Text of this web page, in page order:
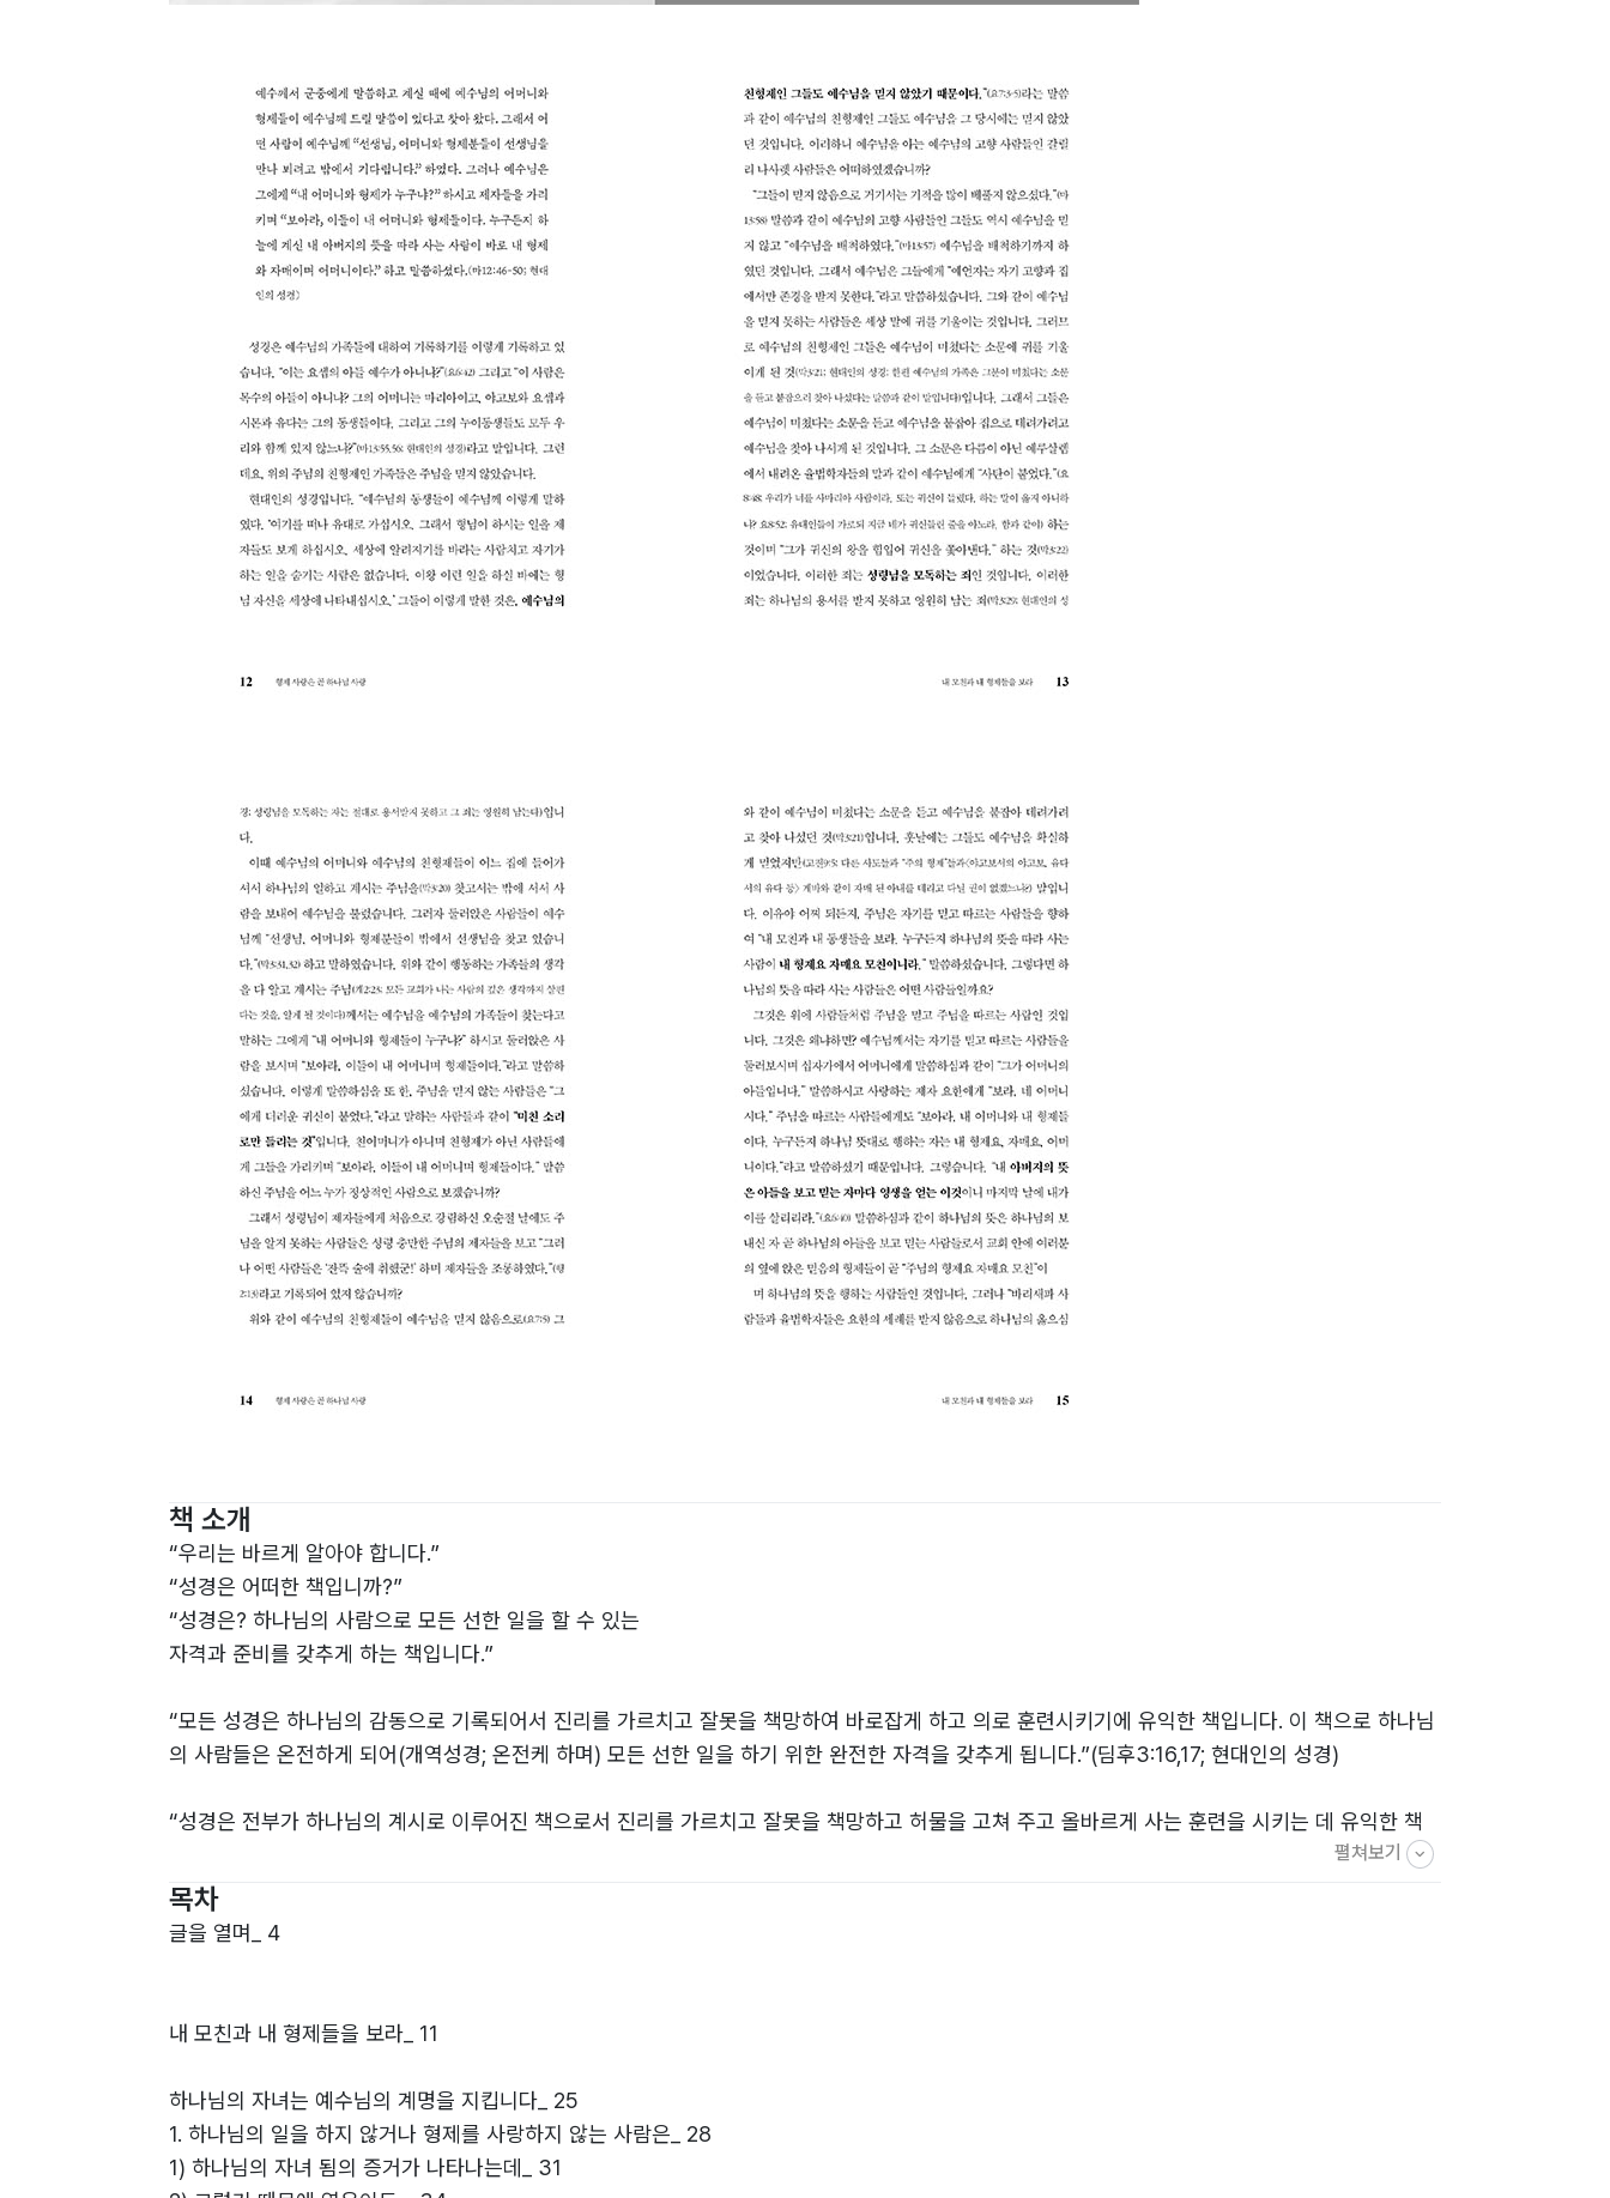
책 소개
“우리는 바르게 알아야 합니다.”
“성경은 어떠한 책입니까?”
“성경은? 하나님의 사람으로 모든 선한 일을 할 수 있는
자격과 준비를 갖추게 하는 책입니다.”
“모든 성경은 하나님의 감동으로 기록되어서 진리를 가르치고 잘못을 책망하여 바로잡게 하고 의로 훈련시키기에 유익한 책입니다. 이 책으로 하나님
의 사람들은 온전하게 되어(개역성경; 온전케 하며) 모든 선한 일을 하기 위한 완전한 자격을 갖추게 됩니다.”(딤후3:16,17; 현대인의 성경)
“성경은 전부가 하나님의 계시로 이루어진 책으로서 진리를 가르치고 잘못을 책망하고 허물을 고쳐 주고 올바르게 사는 훈련을 시키는 데 유익한 책
그런데 지금 우리는…???
펼쳐보기
목차
글을 열며_ 4
내 모친과 내 형제들을 보라_ 11
하나님의 자녀는 예수님의 계명을 지킵니다_ 25
1. 하나님의 일을 하지 않거나 형제를 사랑하지 않는 사람은_ 28
1) 하나님의 자녀 됨의 증거가 나타나는데_ 31